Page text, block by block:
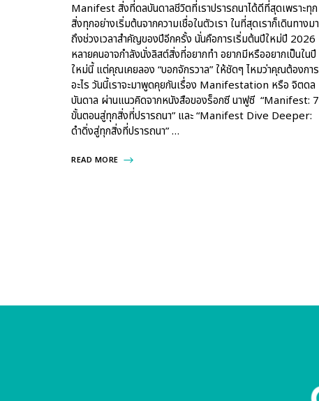
Manifest สิ่งที่ดลบันดาลชีวิตที่เราปรารถนาได้ดีที่สุดเพราะทุก
สิ่งทุกอย่างเริ่มต้นจากความเชื่อในตัวเรา ในที่สุดเราก็เดินทางมา
ถึงช่วงเวลาสำคัญของปีอีกครั้ง นั่นคือการเริ่มต้นปีใหม่ปี 2026
หลายคนอาจกำลังนั่งลิสต์สิ่งที่อยากทำ อยากมีหรืออยากเป็นในปี
ใหม่นี้ แต่คุณเคยลอง “บอกจักรวาล” ให้ชัดๆ ไหมว่าคุณต้องการ
อะไร วันนี้เราจะมาพูดคุยกันเรื่อง Manifestation หรือ จิตดล
บันดาล ผ่านแนวคิดจากหนังสือของร็อกซี นาฟูซี “Manifest: 7
ขั้นตอนสู่ทุกสิ่งที่ปรารถนา” และ “Manifest Dive Deeper:
ดำดิ่งสู่ทุกสิ่งที่ปรารถนา” …
READ MORE